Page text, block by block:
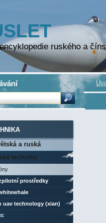
ruského a
a ruská
technika
prostředky
uav technology (xian)